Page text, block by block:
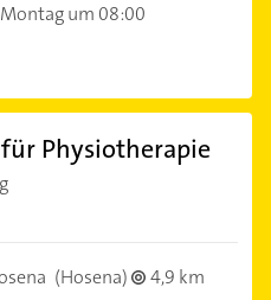
um 08:00
Physiotherapie
(Hosena)
4,9 km